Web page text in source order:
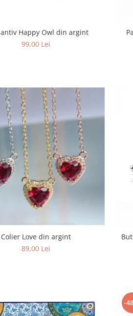
Happy Owl din argint
99,00 Lei
Colier Love din argint
89,00 Lei
-